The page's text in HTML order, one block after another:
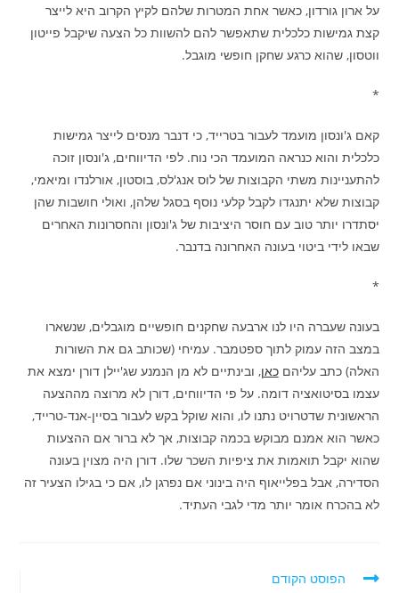
על ארון גורדון, כאשר אחת המטרות שלהם לקיץ הקרוב היא לייצר
קצת גמישות כלכלית שתאפשר להם להשוות כל הצעה שיקבל פייטון
ווטסון, שהוא כרגע שחקן חופשי מוגבל.
*
קאם ג'ונסון מועמד לעבור בטרייד, כי דנבר מנסים לייצר גמישות
כלכלית והוא כנראה המועמד הכי נוח. לפי הדיווחים, ג'ונסון זוכה
להתעניינות משתי הקבוצות של לוס אנג'לס, בוסטון, אורלנדו ומיאמי,
קבוצות שלא יתנגדו לקבל קלעי נוסף בסגל שלהן, ואולי חושבות שהן
יסתדרו יותר טוב עם חוסר היציבות של ג'ונסון והחסרונות האחרים
שבאו לידי ביטוי בעונה האחרונה בדנבר.
*
בעונה שעברה היו לנו ארבעה שחקנים חופשיים מוגבלים, שנשארו
במצב הזה עמוק לתוך ספטמבר. עמיחי (שכותב גם את השורות
האלה) כתב עליהםכאן, ובינתיים לא מן הנמנע שג'יילן דורן ימצא את
עצמו בסיטואציה דומה. על פי הדיווחים, דורן לא מרוצה מההצעה
הראשונית שדטרויט נתנו לו, והוא שוקל בקש לעבור בסיין-אנד-טרייד,
כאשר הוא אמנם מבוקש בכמה קבוצות, אך לא ברור אם ההצעות
שהוא יקבל תואמות את ציפיות השכר שלו. דורן היה מצוין בעונה
הסדירה, אבל בפלייאוף היה בינוני אם נפרגן לו, אם כי בגילו הצעיר זה
לא בהכרח אומר יותר מדי לגבי העתיד.
לקרוא
הפוסט הקודם